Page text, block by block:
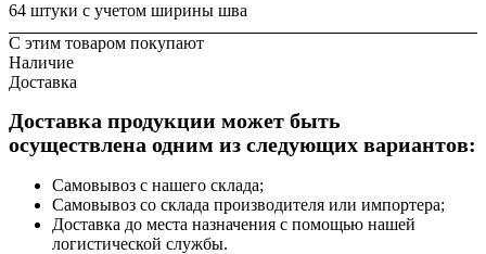
64 штуки с учетом ширины шва
С этим товаром покупают
Наличие
Доставка
Доставка продукции может быть
осуществлена одним из следующих вариантов:
Самовывоз с нашего склада;
Самовывоз со склада производителя или импортера;
Доставка до места назначения с помощью нашей
логистической службы.